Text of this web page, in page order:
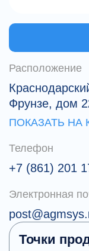
Расположение
Фрунзе, дом
ПОКАЗАТЬ НА
Телефон
+7 (861) 201
Электронная
Точки